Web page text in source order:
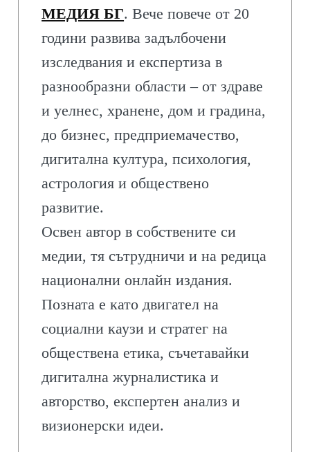
МЕДИЯ БГ. Вече повече от 20
години развива задълбочени
изследвания и експертиза в
разнообразни области – от здраве
и уелнес, хранене, дом и градина,
до бизнес, предприемачество,
дигитална култура, психология,
астрология и обществено
развитие.
Освен автор в собствените си
медии, тя сътрудничи и на редица
национални онлайн издания.
Позната е като двигател на
социални каузи и стратег на
обществена етика, съчетавайки
дигитална журналистика и
авторство, експертен анализ и
визионерски идеи.